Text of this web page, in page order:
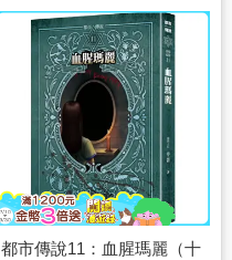
都市傳說11：血腥瑪麗（十